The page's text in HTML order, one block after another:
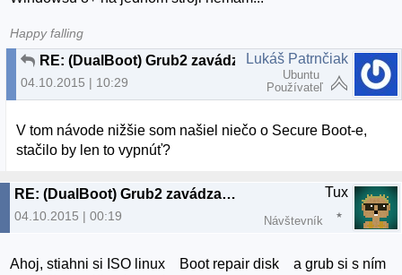
Happy falling
RE: (DualBoot) Grub2 zavádzač sa nezobrazuje pri spustení PC
04.10.2015 | 10:29
Lukáš Patrnčiak
Ubuntu
Používateľ
V tom návode nižšie som našiel niečo o Secure Boot-e,
stačilo by len to vypnúť?
RE: (DualBoot) Grub2 zavádzač sa nezobrazuje pri spustení PC
04.10.2015 | 00:19
Tux
Návštevník
Ahoj, stiahni si ISO linux Boot repair disk a grub si s ním